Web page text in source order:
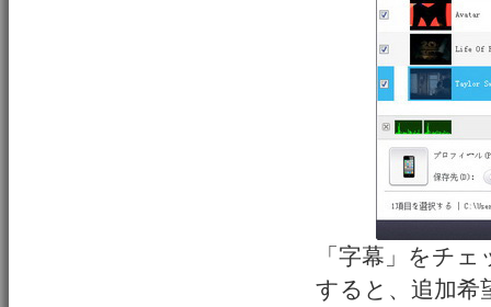
「字幕」をチ
すると、追加希